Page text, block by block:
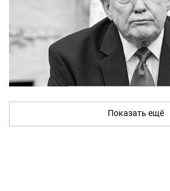
Показать ещё